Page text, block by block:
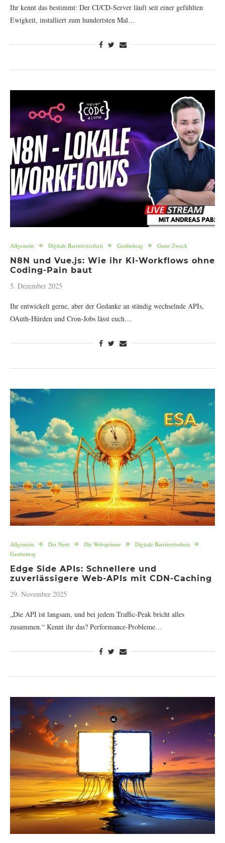
Ihr kennt das bestimmt: Der CI/CD-Server läuft seit einer gefühlten
Ewigkeit, installiert zum hundertsten Mal…
Allgemein Digitale Barrierefreiheit Gastbeitrag Guter Zweck
N8N und Vue.js: Wie ihr KI-Workflows ohne
Coding-Pain baut
5. Dezember 2025
Ihr entwickelt gerne, aber der Gedanke an ständig wechselnde APIs,
OAuth-Hürden und Cron-Jobs lässt euch…
Allgemein Der Nerd Die Websprinter
Digitale Barrierefreiheit
Gastbeitrag
Edge Side APIs: Schnellere und
zuverlässigere Web-APIs mit CDN-Caching
29. November 2025
„Die API ist langsam, und bei jedem Traffic-Peak bricht alles
zusammen.“ Kennt ihr das? Performance-Probleme…